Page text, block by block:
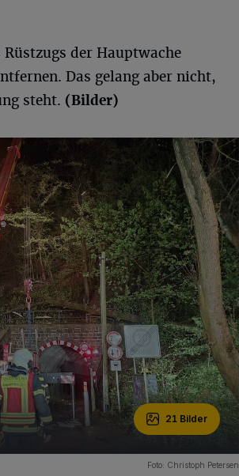
der Hauptwache
Das gelang aber nicht,
steht. (Bilder)
21 Bilder
Foto: Christoph Petersen